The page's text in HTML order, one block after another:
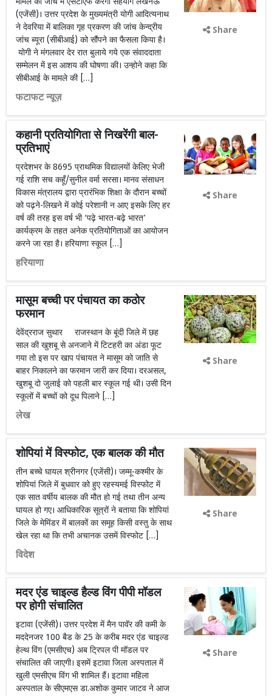
(एजेंसी)। उत्तर प्रदेश के मुख्यमंत्री योगी आदित्यनाथ
ने देवरिया में बालिका गृह प्रकरण की जांच केन्द्रीय
जांच ब्यूरा (सीबीआई) को सौंपने का फैसला किया है।
योगी ने मंगलवार देर रात बुलाये गये एक संवाददाता
सम्मेलन में इस आशय की घोषणा की। उन्होने कहा कि
सीबीआई के मामले की […]
फटाफट न्यूज़
Share
कहानी प्रतियोगिता से निखरेंगी बाल-
प्रतिभाएं
प्रदेशभर के 8695 प्राथमिक विद्यालयों केलिए भेजी
गई राशि सच कहूँ/सुनील वर्मा सरसा। मानव संसाधन
विकास मंत्रालय द्वारा प्रारंभिक शिक्षा के दौरान बच्चों
को पढ़ने-लिखने में कोई परेशानी न आए इसके लिए हर
वर्ष की तरह इस वर्ष भी ‘पढ़े भारत-बढ़े भारत’
कार्यक्रम के तहत अनेक प्रतियोगिताओं का आयोजन
करने जा रहा है। हरियाणा स्कूल […]
हरियाणा
Share
मासूम बच्ची पर पंचायत का कठोर
फरमान
देवेंद्रराज सुथार राजस्थान के बूंदी जिले में छह
साल की खुशबू से अनजाने में टिटहरी का अंडा फूट
गया तो इस पर खाप पंचायत ने मासूम को जाति से
बाहर निकालने का फरमान जारी कर दिया। दरअसल,
खुशबू दो जुलाई को पहली बार स्कूल गई थी। उसी दिन
स्कूलों में बच्चों को दूध पिलाने […]
लेख
Share
शोपियां में विस्फोट, एक बालक की मौत
​तीन बच्चे घायल श्रीनगर (एजेंसी)। जम्मू-कश्मीर के
शोपियां जिले में बुधवार को हुए रहस्यमई विस्फोट में
एक सात वर्षीय बालक की मौत हो गई तथा तीन अन्य
घायल हो गए। आधिकारिक सूत्रों ने बताया कि शोपियां
जिले के मेमिंडर में बालकों का समूह किसी वस्तु के साथ
खेल रहा था कि तभी अचानक उसमें विस्फोट […]
विदेश
Share
मदर एंड चाइल्ड हैल्ड विंग पीपी मॉडल
पर होगी संचालित
इटावा (एजेंसी)। उत्तर प्रदेश में मैन पावॅर की कमी के
मददेनजर 100 बैड के 25 के करीब मदर एंड चाइल्ड
हेल्थ विंग (एमसीएच) अब ट्रिपल पी मॉडल पर
संचालित की जाएगी। इसमें इटावा जिला अस्पताल में
खुली एमसीएच विंग भी शामिल हैं। इटावा महिला
अस्पताल के सीएमएस डा.अशोक कुमार जाटव ने आज
Share